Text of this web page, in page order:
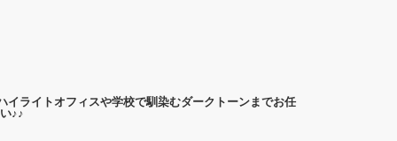
ライトオフィスや学校で馴染むダークトーンまでお任
♪♪